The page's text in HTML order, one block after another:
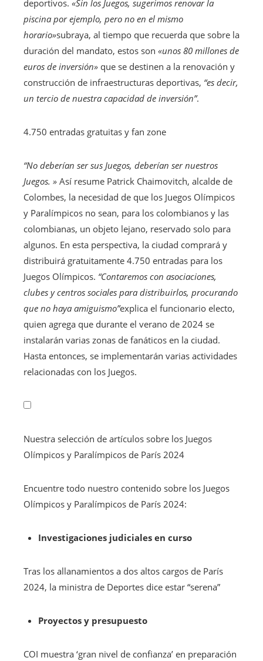
deportivos. «Sin los Juegos, sugerimos renovar la
piscina por ejemplo, pero no en el mismo
horario»subraya, al tiempo que recuerda que sobre la
duración del mandato, estos son «unos 80 millones de
euros de inversión» que se destinen a la renovación y
construcción de infraestructuras deportivas, “es decir,
un tercio de nuestra capacidad de inversión”.
4.750 entradas gratuitas y fan zone
“No deberían ser sus Juegos, deberían ser nuestros
Juegos. » Así resume Patrick Chaimovitch, alcalde de
Colombes, la necesidad de que los Juegos Olímpicos
y Paralímpicos no sean, para los colombianos y las
colombianas, un objeto lejano, reservado solo para
algunos. En esta perspectiva, la ciudad comprará y
distribuirá gratuitamente 4.750 entradas para los
Juegos Olímpicos. “Contaremos con asociaciones,
clubes y centros sociales para distribuirlos, procurando
que no haya amiguismo”explica el funcionario electo,
quien agrega que durante el verano de 2024 se
instalarán varias zonas de fanáticos en la ciudad.
Hasta entonces, se implementarán varias actividades
relacionadas con los Juegos.
Nuestra selección de artículos sobre los Juegos
Olímpicos y Paralímpicos de París 2024
Encuentre todo nuestro contenido sobre los Juegos
Olímpicos y Paralímpicos de París 2024:
Investigaciones judiciales en curso
Tras los allanamientos a dos altos cargos de París
2024, la ministra de Deportes dice estar “serena”
Proyectos y presupuesto
COI muestra ‘gran nivel de confianza’ en preparación